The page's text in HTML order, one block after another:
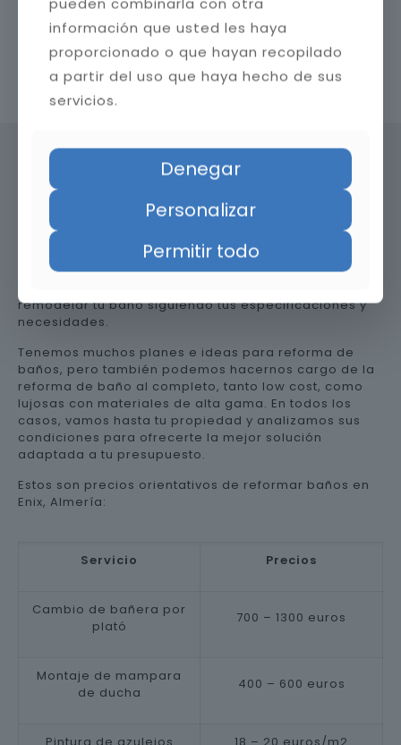
Contacta con nosotros
Precio de reformar el baño en
remodelar tu baño siguiendo tus especificaciones y
necesidades.
Tenemos muchos planes e ideas para reforma de
baños, pero también podemos hacernos cargo de la
reforma de baño al completo, tanto low cost, como
lujosas con materiales de alta gama. En todos los
casos, vamos hasta tu propiedad y analizamos sus
condiciones para ofrecerte la mejor solución
adaptada a tu presupuesto.
Estos son precios orientativos de reformar baños en
Enix, Almería:
Servicio Precios
Cambio de bañera por
plató
700 – 1300 euros
Montaje de mampara
de ducha
400 – 600 euros
información que usted les haya
proporcionado o que hayan recopilado
a partir del uso que haya hecho de sus
servicios.
Denegar
Personalizar
Permitir todo